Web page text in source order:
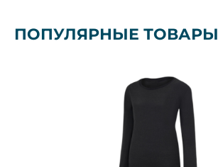
ПОПУЛЯРНЫЕ ТОВАРЫ